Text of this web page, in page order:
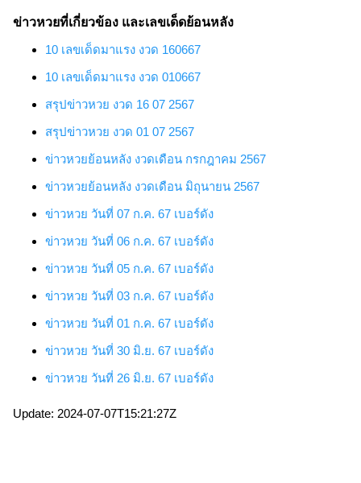
ข่าวหวยที่เกี่ยวข้อง และเลขเด็ดย้อนหลัง
10 เลขเด็ดมาแรง งวด 160667
10 เลขเด็ดมาแรง งวด 010667
สรุปข่าวหวย งวด 16 07 2567
สรุปข่าวหวย งวด 01 07 2567
ข่าวหวยย้อนหลัง งวดเดือน กรกฎาคม 2567
ข่าวหวยย้อนหลัง งวดเดือน มิถุนายน 2567
ข่าวหวย วันที่ 07 ก.ค. 67 เบอร์ดัง
ข่าวหวย วันที่ 06 ก.ค. 67 เบอร์ดัง
ข่าวหวย วันที่ 05 ก.ค. 67 เบอร์ดัง
ข่าวหวย วันที่ 03 ก.ค. 67 เบอร์ดัง
ข่าวหวย วันที่ 01 ก.ค. 67 เบอร์ดัง
ข่าวหวย วันที่ 30 มิ.ย. 67 เบอร์ดัง
ข่าวหวย วันที่ 26 มิ.ย. 67 เบอร์ดัง
Update: 2024-07-07T15:21:27Z